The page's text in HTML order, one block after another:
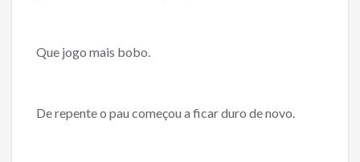
Que jogo mais bobo.
De repente o pau começou a ficar duro de novo.